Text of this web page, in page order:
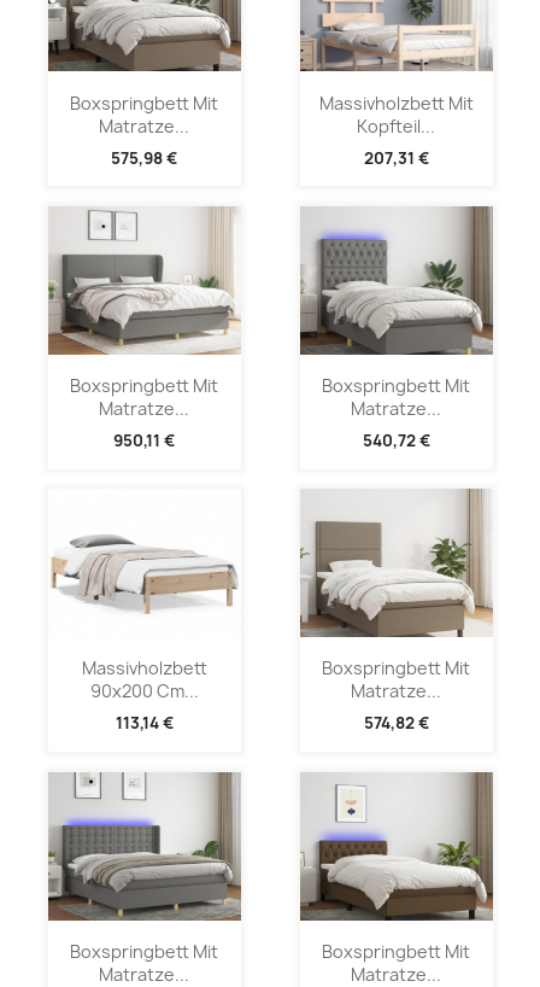
Boxspringbett Mit
Matratze...
575,98 €
Massivholzbett Mit
Kopfteil...
207,31 €
Boxspringbett Mit
Matratze...
950,11 €
Boxspringbett Mit
Matratze...
540,72 €
Massivholzbett
90x200 Cm...
113,14 €
Boxspringbett Mit
Matratze...
574,82 €
Boxspringbett Mit
Matratze...
Boxspringbett Mit
Matratze...